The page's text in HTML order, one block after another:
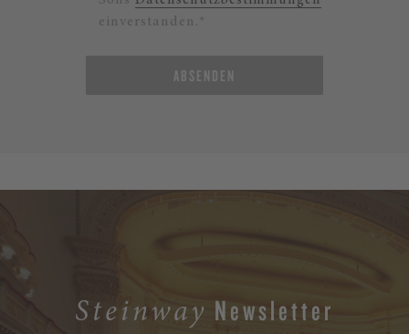
einverstanden.*
ABSENDEN
Steinway Newsletter